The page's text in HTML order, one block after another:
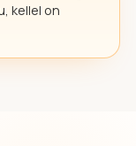
kellel on